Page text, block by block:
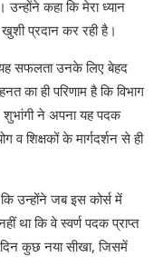
कहा कि मेरा ध्यान
प्रदान कर रही है।
यह सफलता उनके लिए बेहद
का ही परिणाम है कि विभाग
शुभांगी ने अपना यह पदक
व शिक्षकों के मार्गदर्शन से ही
कि उन्होंने जब इस कोर्स में
था कि वे स्वर्ण पदक प्राप्त
कुछ नया सीखा, जिसमें